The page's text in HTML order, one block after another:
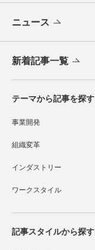
ニュース
新着記事一覧
テーマから記事を探す
事業開発
組織変革
インダストリー
ワークスタイル
記事スタイルから探す